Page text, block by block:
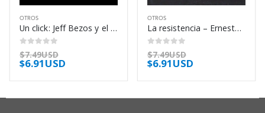
OTROS
Un click: Jeff Bezos y el auge de amazon.com – Richard L. Brandt
0out of 5
$7.49USD
$6.91USD
OTROS
La resistencia – Ernesto Sabato
0out of 5
$7.49USD
$6.91USD